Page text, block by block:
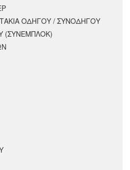
ΟΔΗΓΟΥ / ΣΥΝΟΔΗΓΟΥ
(ΣΥΝΕΜΠΛΟΚ)